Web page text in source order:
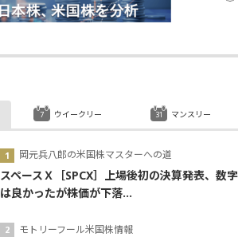
岡元兵八郎の米国株マスターへの道
スペースＸ［SPCX］上場後初の決算発表、数字
は良かったが株価が下落...
モトリーフール米国株情報
ウイークリー マンスリー